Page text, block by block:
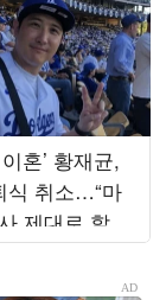
혼’ 황재균,
식 취소…“마
제대로 할